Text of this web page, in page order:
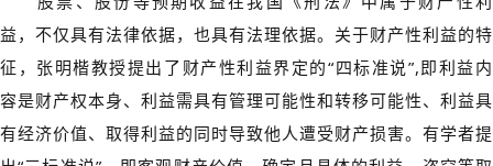
益，不仅具有法律依据，也具有法理依据。关于财产性利益的特
征，张明楷教授提出了财产性利益界定的“四标准说”,即利益内
容是财产权本身、利益需具有管理可能性和转移可能性、利益具
有经济价值、取得利益的同时导致他人遭受财产损害。有学者提